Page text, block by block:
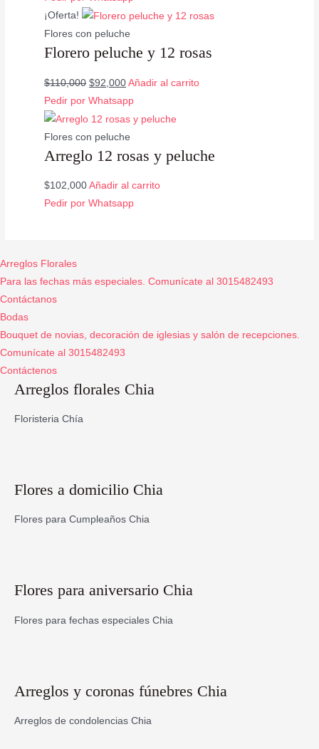
¡Oferta!
Flores con peluche
Florero peluche y 12 rosas
$110,000 $92,000 Añadir al carrito
Pedir por Whatsapp
Flores con peluche
Arreglo 12 rosas y peluche
$102,000 Añadir al carrito
Pedir por Whatsapp
Arreglos Florales
Para las fechas más especiales. Comunícate al 3015482493
Contáctanos
Bodas
Bouquet de novias, decoración de iglesias y salón de recepciones.
Comunícate al 3015482493
Contáctenos
Arreglos florales Chia
Floristeria Chía
Flores a domicilio Chia
Flores para Cumpleaños Chia
Flores para aniversario Chia
Flores para fechas especiales Chia
Arreglos y coronas fúnebres Chia
Arreglos de condolencias Chia